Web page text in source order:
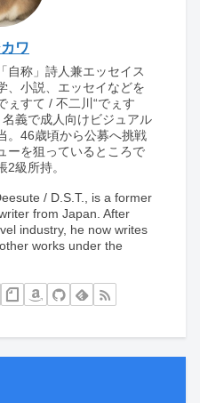
ワ
自称」詩人兼エッセイス
、小説、エッセイなどを
ぇすて / 不二川“でぇす
義で成人向けビジュアル
。46歳頃から公募へ挑戦
ーを狙っているところで
級所持。
/ D.S.T., is a former
from Japan. After
industry, he now writes
works under the